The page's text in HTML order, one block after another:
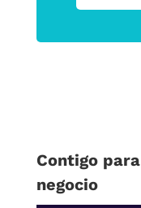
Contigo
negocio